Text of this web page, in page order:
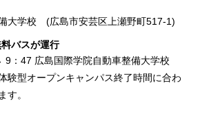
大学校 (広島市安芸区上瀬野町517-1)
バスが運行
：47 広島国際学院自動車整備大学校
験型オープンキャンパス終了時間に合わ
す。